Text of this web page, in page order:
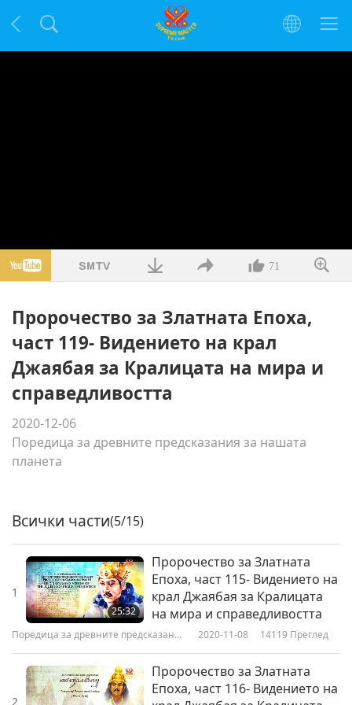
71
Пророчество за Златната Епоха,
част 119- Видението на крал
Джаябая за Кралицата на мира и
справедливостта
2020-12-06
Поредица за древните предсказания за нашата
планета
Всички части(5/15)
1
25:32
Пророчество за Златната
Епоха, част 115- Видението на
крал Джаябая за Кралицата
на мира и справедливостта
Поредица за древните предсказания
2020-11-08 14119 Преглед
2
Пророчество за Златната
Епоха, част 116- Видението на